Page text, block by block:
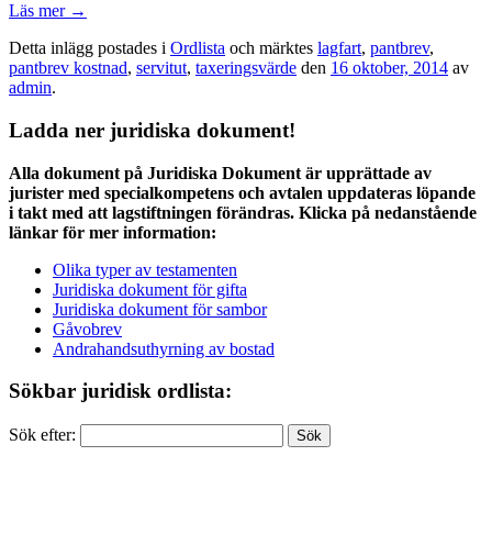
Läs mer →
Detta inlägg postades i Ordlista och märktes lagfart, pantbrev,
pantbrev kostnad, servitut, taxeringsvärde den 16 oktober, 2014 av
admin.
Ladda ner juridiska dokument!
Alla dokument på Juridiska Dokument är upprättade av
jurister med specialkompetens och avtalen uppdateras löpande
i takt med att lagstiftningen förändras. Klicka på nedanstående
länkar för mer information:
Olika typer av testamenten
Juridiska dokument för gifta
Juridiska dokument för sambor
Gåvobrev
Andrahandsuthyrning av bostad
Sökbar juridisk ordlista:
Sök efter: